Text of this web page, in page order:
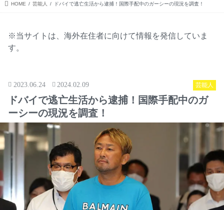
HOME 芸能人 ドバイで逃亡生活から逮捕！国際手配中のガーシーの現況を調査！
※当サイトは、海外在住者に向けて情報を発信していま
す。
芸能人
2023.06.24 2024.02.09
ドバイで逃亡生活から逮捕！国際手配中のガ
ーシーの現況を調査！